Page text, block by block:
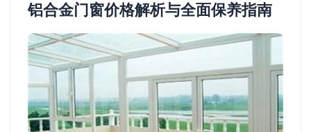
铝合金门窗价格解析与全面保养指南